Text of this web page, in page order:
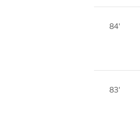
84'
83'